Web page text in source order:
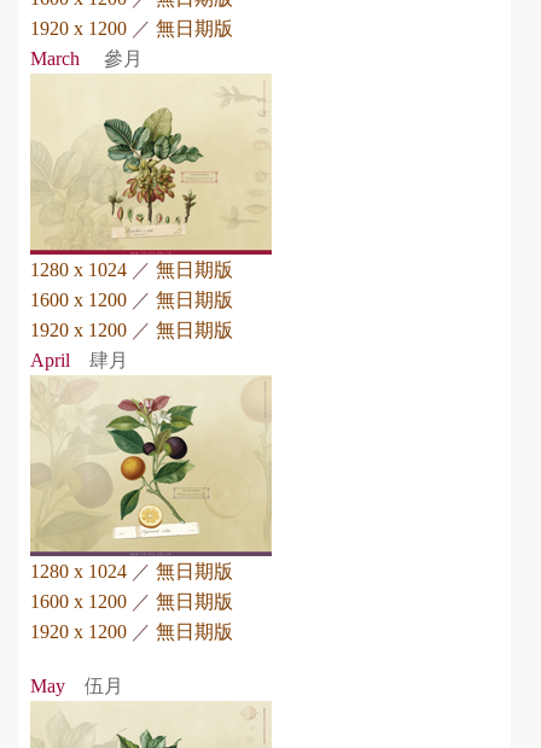
1920 x 1200 ／ 無日期版
March
參月
1280 x 1024 ／ 無日期版
1600 x 1200 ／ 無日期版
1920 x 1200 ／ 無日期版
April 肆月
1280 x 1024 ／ 無日期版
1600 x 1200 ／ 無日期版
1920 x 1200 ／ 無日期版
May 伍月